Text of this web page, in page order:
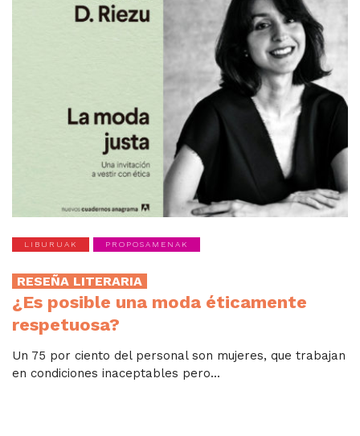
LIBURUAK PROPOSAMENAK
RESEÑA LITERARIA
¿Es posible una moda éticamente
respetuosa?
Un 75 por ciento del personal son mujeres, que trabajan
en condiciones inaceptables pero...